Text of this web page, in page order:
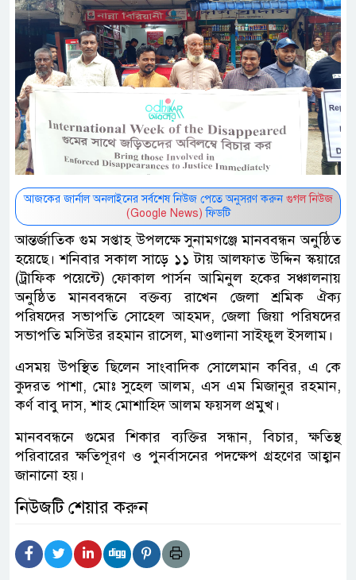
আজকের জার্নাল অনলাইনের সর্বশেষ নিউজ পেতে অনুসরণ করুন গুগল নিউজ
(Google News) ফিডটি
আন্তর্জাতিক গুম সপ্তাহ উপলক্ষে সুনামগঞ্জে মানববন্ধন অনুষ্ঠিত
হয়েছে। শনিবার সকাল সাড়ে ১১ টায় আলফাত উদ্দিন স্কয়ারে
(ট্রাফিক পয়েন্টে) ফোকাল পার্সন আমিনুল হকের সঞ্চালনায়
অনুষ্ঠিত মানববন্ধনে বক্তব্য রাখেন জেলা শ্রমিক ঐক্য
পরিষদের সভাপতি সোহেল আহমদ, জেলা জিয়া পরিষদের
সভাপতি মসিউর রহমান রাসেল, মাওলানা সাইফুল ইসলাম।
এসময় উপস্থিত ছিলেন সাংবাদিক সোলেমান কবির, এ কে
কুদরত পাশা, মোঃ সুহেল আলম, এস এম মিজানুর রহমান,
কর্ণ বাবু দাস, শাহ মোশাহিদ আলম ফয়সল প্রমুখ।
মানববন্ধনে গুমের শিকার ব্যক্তির সন্ধান, বিচার, ক্ষতিস্থ
পরিবারের ক্ষতিপূরণ ও পুনর্বাসনের পদক্ষেপ গ্রহণের আহ্বান
জানানো হয়।
নিউজটি শেয়ার করুন